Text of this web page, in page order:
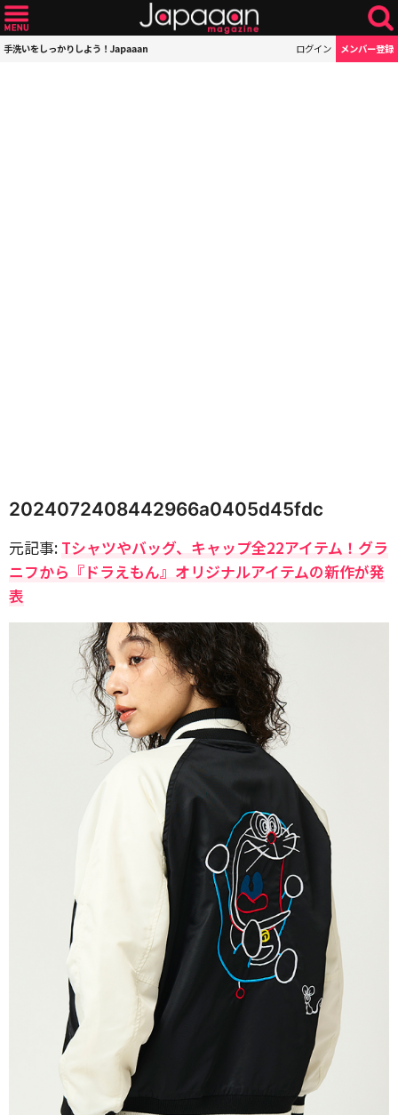
手洗いをしっかりしよう！Japaaan ログイン メンバー登録
2024072408442966a0405d45fdc
元記事: Tシャツやバッグ、キャップ全22アイテム！グラ
ニフから『ドラえもん』オリジナルアイテムの新作が発
表